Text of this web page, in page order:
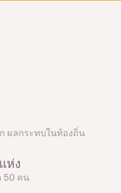
ผลกระทบในท้องถิ่น
ห่ง
50 คน